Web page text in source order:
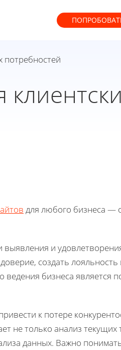
потребностей
для любого бизнеса —
выявления и
создать
бизнеса является
к потере
не только анализ текущих
данных. Важно